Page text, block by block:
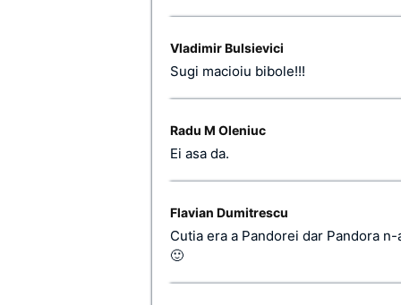
Vladimir Bulsievici
Sugi macioiu bibole!!!
Radu M Oleniuc
Ei asa da.
Flavian Dumitrescu
Cutia era a Pandorei dar Pandora
🙂